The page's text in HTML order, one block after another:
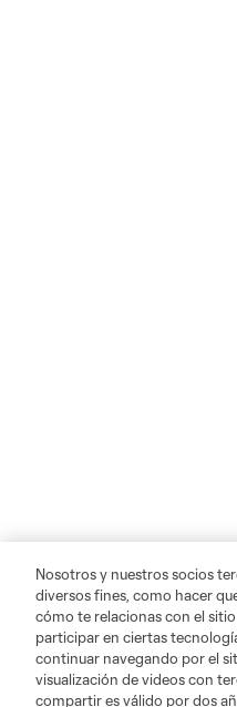
Nosotros y nuestros socios
diversos fines, como hacer
cómo te relacionas con el
participar en ciertas
continuar navegando por el
visualización de videos con
compartir es válido por dos